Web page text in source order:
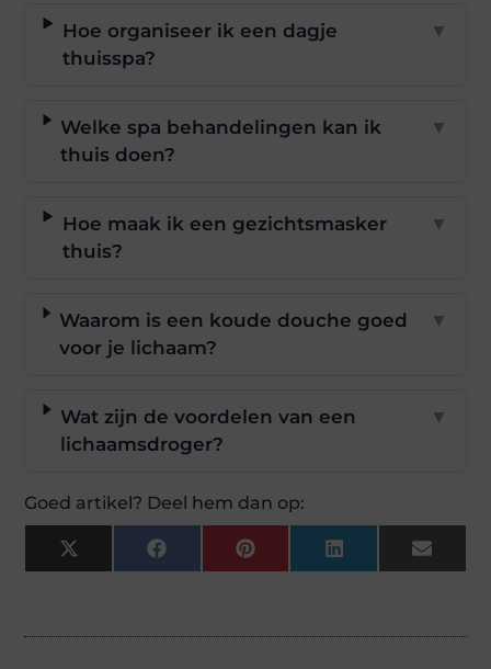
Hoe organiseer ik een dagje
thuisspa?
▼
Welke spa behandelingen kan ik
thuis doen?
▼
Hoe maak ik een gezichtsmasker
thuis?
▼
Waarom is een koude douche goed
voor je lichaam?
▼
Wat zijn de voordelen van een
lichaamsdroger?
▼
Goed artikel? Deel hem dan op:
X
(Twitter)
FacebookPinterestLinkedInEmail